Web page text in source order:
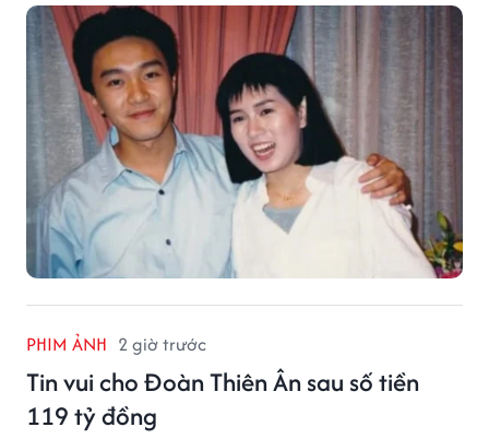
PHIM ẢNH 2 giờ trước
Tin vui cho Đoàn Thiên Ân sau số tiền
119 tỷ đồng